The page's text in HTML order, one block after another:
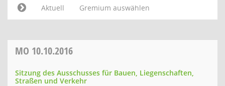
Aktuell
Gremium auswählen
MO 10.10.2016
Sitzung des Ausschusses für Bauen, Liegenschaften,
Straßen und Verkehr